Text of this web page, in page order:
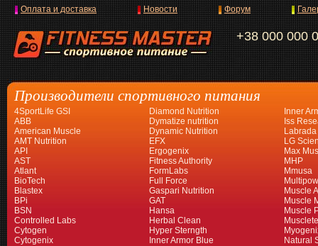
+38 000 000
Оплата и доставка Новости Форум
Производители спортивного питания
4SportLife GSI
ABB
American Muscle
AMT Nutrition
API
AST
Atlant
BioTech
Blastex
BPi
BSN
Controlled Labs
Cytogen
Cytogenix
Diamond Nutrition
Dymatize nutrition
Dynamic Nutrition
EFX
Ergogenix
Fitness Authority
FormLabs
Full Force
Gaspari Nutrition
GAT
Hansa
Herbal Clean
Hyper Sterngth
Inner Armor Blue
Inner
Iss
Labrada
LG
Max
MHP
Mmusa
Muscle
Muscle
Muscle
Natural